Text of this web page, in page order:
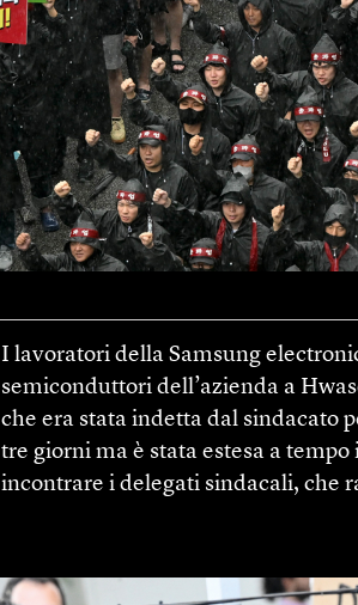
I lavoratori della Samsung
semiconduttori dell’azienda a
che era stata indetta dal sindacato
tre giorni ma è stata estesa a
incontrare i delegati sindacali, che